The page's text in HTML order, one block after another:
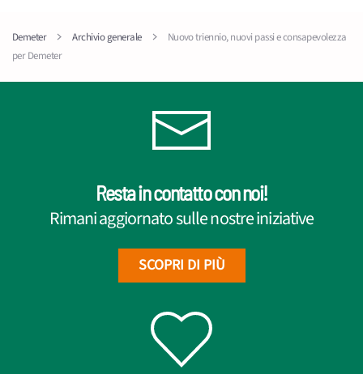
Demeter Archivio generale
Nuovo triennio, nuovi passi e consapevolezza
per Demeter
Resta in contatto con noi!
Rimani aggiornato sulle nostre iniziative
SCOPRI DI PIÙ